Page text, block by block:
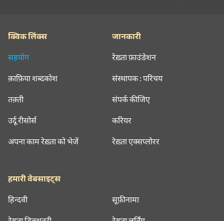
क्विक लिंक्स
सहयोग
क़ाफ़िया शब्दकोश
तक़्ती
उर्दू रीसोर्स
अपना काम रेख़्ता को भेजें
जानकारी
रेख़्ता फ़ाउंडेशन
संस्थापक : परिचय
संपर्क कीजिए
करियर
रेख़्ता एक्सप्लोरर
हमारी वेबसाइट्स
हिन्दवी सूफ़ीनामा